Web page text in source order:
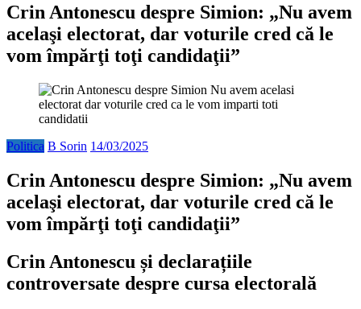
Crin Antonescu despre Simion: „Nu avem
acelaşi electorat, dar voturile cred că le
vom împărţi toţi candidaţii”
Politica B Sorin 14/03/2025
Crin Antonescu despre Simion: „Nu avem
acelaşi electorat, dar voturile cred că le
vom împărţi toţi candidaţii”
Crin Antonescu și declarațiile
controversate despre cursa electorală